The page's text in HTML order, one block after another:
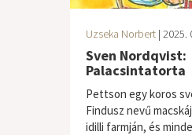
Uzseka Norbert | 2025.
Sven Nordqvist:
Palacsintatorta
Pettson egy koros
Findusz nevű
idilli farmján, és